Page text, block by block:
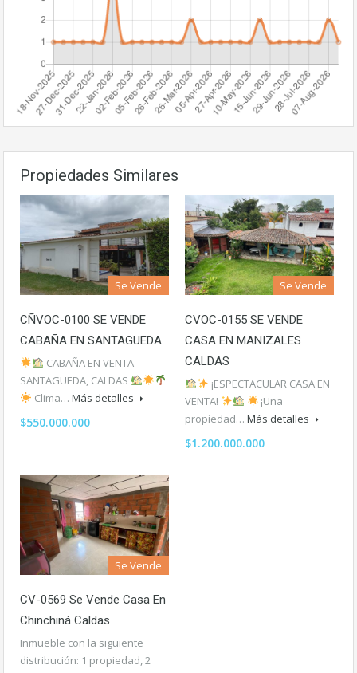
Propiedades Similares
Se Vende
CÑVOC-0100 SE VENDE
CABAÑA EN SANTAGUEDA
CABAÑA EN VENTA –
SANTAGUEDA, CALDAS
Clima… Más detalles
$550.000.000
Se Vende
CVOC-0155 SE VENDE
CASA EN MANIZALES
CALDAS
¡ESPECTACULAR CASA EN
VENTA!
¡Una
propiedad… Más detalles
$1.200.000.000
Se Vende
CV-0569 Se Vende Casa En
Chinchiná Caldas
Inmueble con la siguiente
distribución: 1 propiedad, 2